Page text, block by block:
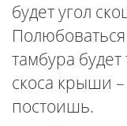
будет угол
тамбура
скоса крыши
постоишь.